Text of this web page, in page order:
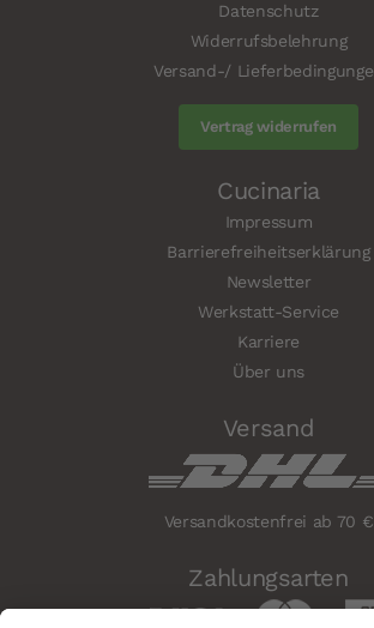
Datenschutz
Widerrufsbelehrung
Versand-/
Vertrag widerrufen
Cucinaria
Impressum
Barrierefreiheitserklärung
Newsletter
Werkstatt-Service
Karriere
Über uns
Versand
Versandkostenfrei ab 70 €
Zahlungsarten